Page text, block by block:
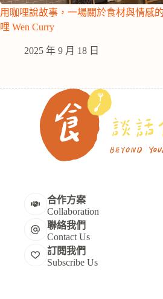
用咖哩說故事，一場關於食材與情感
哩 Wen Curry
2025 年 9 月 18 日
合作方案
Collaboration
聯絡我們
Contact Us
訂閱我們
Subscribe Us